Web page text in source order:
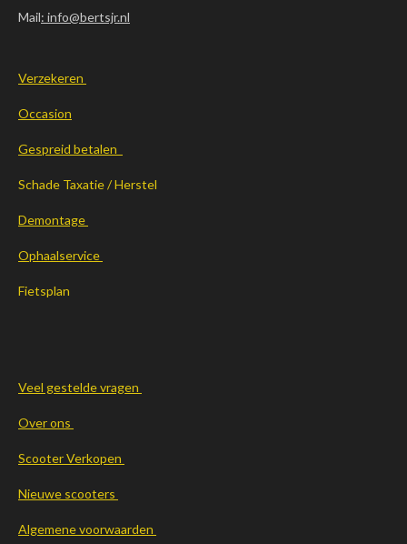
Mail: info@bertsjr.nl
Verzekeren
Occasion
Gespreid betalen
Schade Taxatie / Herstel
Demontage
Ophaalservice
Fietsplan
Veel gestelde vragen
Over ons
Scooter Verkopen
Nieuwe scooters
Algemene voorwaarden